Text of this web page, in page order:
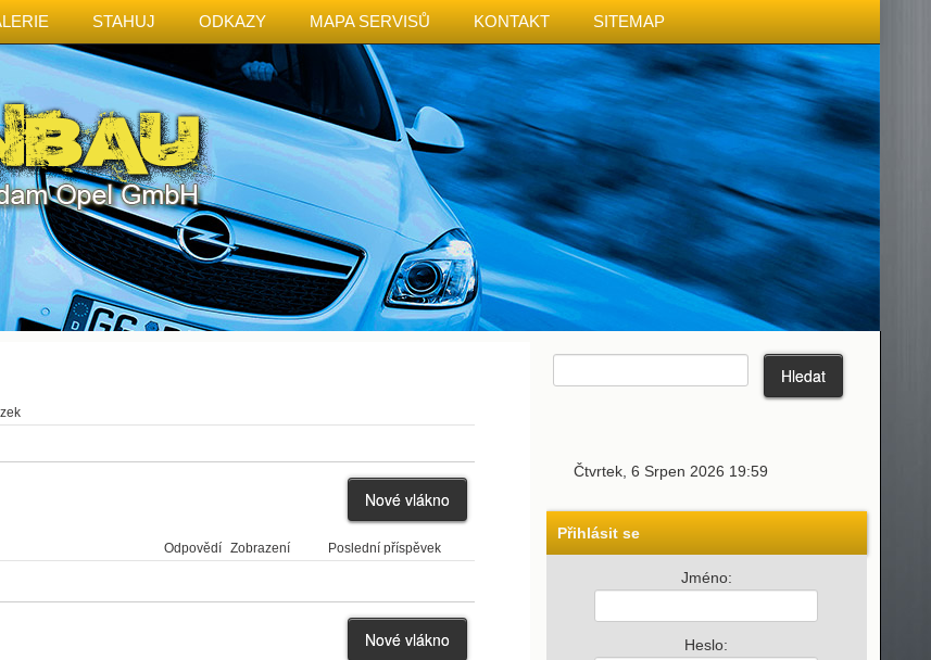
STAHUJ ODKAZY MAPA SERVISŮ KONTAKT SITEMAP
Odpovědí Zobrazení Poslední příspěvek
Čtvrtek, 6 Srpen 2026 19:59
Přihlásit se
Jméno:
Heslo: